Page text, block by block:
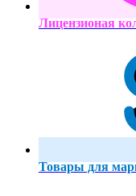
Лицензионая
Товары для